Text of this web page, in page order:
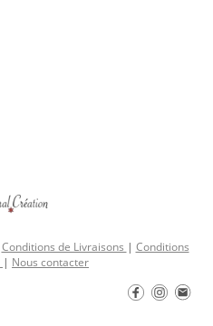
Conditions de Livraisons | Conditions
| Nous contacter